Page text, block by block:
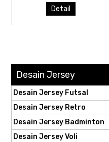
Detail
Desain Jersey
Desain Jersey Futsal
Desain Jersey Retro
Desain Jersey Badminton
Desain Jersey Voli